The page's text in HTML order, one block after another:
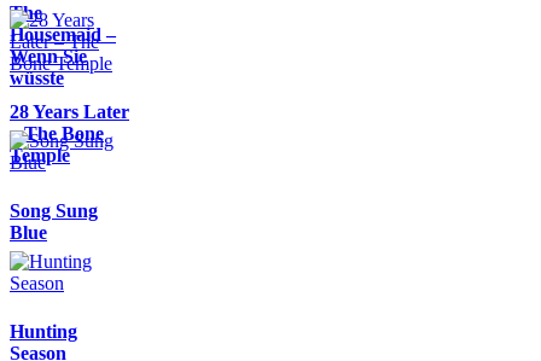
The
Housemaid –
Wenn Sie
wüsste
28 Years Later
– The Bone
Temple
Song Sung
Blue
Hunting
Season